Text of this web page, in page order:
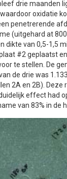
drie maanden
oxidatie
penetrerende
(uitgehard at 800
dikte van 0,5-1,5
#2 geplaatst
te stellen. De
de drie was
2A en 2B). Deze
effect had
van 83% in de